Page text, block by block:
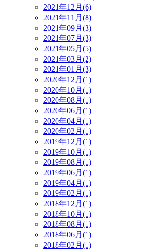
2021年12月(6)
2021年11月(8)
2021年09月(3)
2021年07月(3)
2021年05月(5)
2021年03月(2)
2021年01月(3)
2020年12月(1)
2020年10月(1)
2020年08月(1)
2020年06月(1)
2020年04月(1)
2020年02月(1)
2019年12月(1)
2019年10月(1)
2019年08月(1)
2019年06月(1)
2019年04月(1)
2019年02月(1)
2018年12月(1)
2018年10月(1)
2018年08月(1)
2018年06月(1)
2018年02月(1)